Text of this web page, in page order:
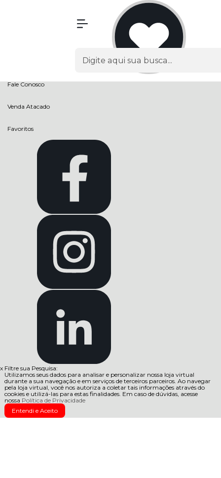
Fale Conosco
Venda Atacado
Favoritos
x Filtre sua Pesquisa:
Utilizamos seus dados para analisar e personalizar nossa loja virtual
durante a sua navegação e em serviços de terceiros parceiros. Ao navegar
pela loja virtual, você nos autoriza a coletar tais informações através do
cookies e utilizá-las para estas finalidades. Em caso de dúvidas, acesse
nossa Política de Privacidade
Entendi e Aceito